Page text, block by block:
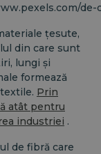
țesute,
din care sunt
lungi și
formează
Prin
atât pentru
industriei .
de fibră care